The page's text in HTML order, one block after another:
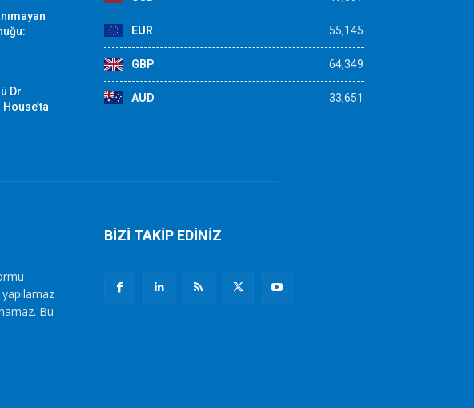
Dr.
EUR 55,145
GBP 64,349
AUD 33,651
Bu
BİZİ TAKİP EDİNİZ